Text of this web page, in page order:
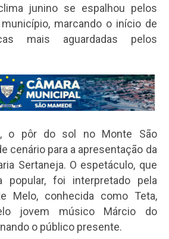
junino se espalhou pelos
marcando o início de
mais aguardadas pelos
o pôr do sol no Monte São
cenário para a apresentação da
Sertaneja. O espetáculo, que
foi interpretado pela
Melo, conhecida como Teta,
jovem músico Márcio do
o público presente.